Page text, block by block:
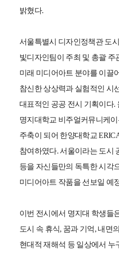
밝혔다.
서울특별시 디자인정책관 도
빛디자인팀이 주최 및 총괄 주
미래 미디어아트 분야를 이끌
참신한 상상력과 실험적인 시
대표적인 공공 전시 기획이다.
명지대학교 비주얼커뮤니케
주축이 되어 한양대학교
참여하였다.서울이라는 도시
등을 자신들만의 독특한 시각
미디어아트 작품을 선보일 예
이번 전시에서 명지대 학생들
도시 속 휴식, 꿈과 기억, 내면
현대적 재해석 등 일상에서 누